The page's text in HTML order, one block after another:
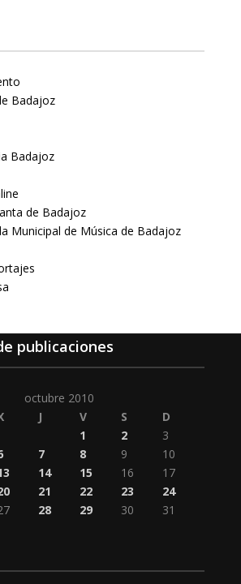
Badajoz
Badajoz
de Badajoz
Municipal de Música de Badajoz
publicaciones
octubre 2010
J V S
D
1
2
3
7 8 9
10
14 15 16
17
21 22 23
24
28 29 30
31